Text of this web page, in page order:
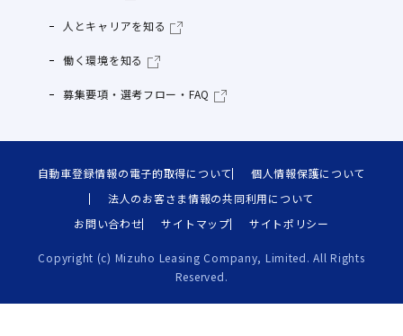
人とキャリアを知る
働く環境を知る
募集要項・選考フロー・FAQ
自動車登録情報の電子的取得について
個人情報保護について
法人のお客さま情報の共同利用について
お問い合わせ
サイトマップ サイトポリシー
Copyright (c) Mizuho Leasing Company, Limited. All Rights
Reserved.